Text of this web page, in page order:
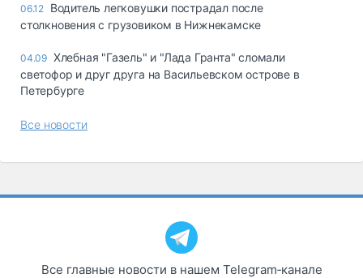
06.12 Водитель легковушки пострадал после
столкновения с грузовиком в Нижнекамске
04.09 Хлебная "Газель" и "Лада Гранта" сломали
светофор и друг друга на Васильевском острове в
Петербурге
Все новости
Все главные новости в нашем Telegram‑канале